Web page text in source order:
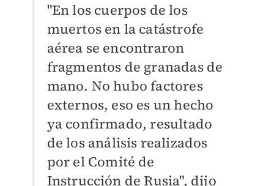
"En los cuerpos de los
muertos en la catástrofe
aérea se encontraron
fragmentos de granadas de
mano. No hubo factores
externos, eso es un hecho
ya confirmado, resultado
de los análisis realizados
por el Comité de
Instrucción de Rusia", dijo